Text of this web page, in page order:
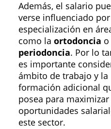
Además, el salario
verse influenciado
especialización en
como la ortodoncia
periodoncia. Por lo
es importante
ámbito de trabajo y la
formación adicional
posea para maximizar
oportunidades
este sector.